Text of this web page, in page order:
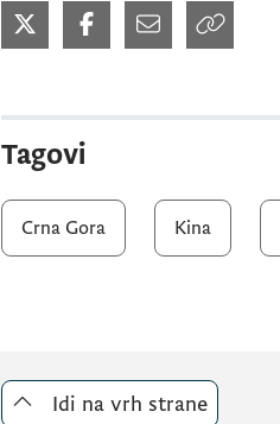
Tagovi
Crna Gora Kina
Idi na vrh strane